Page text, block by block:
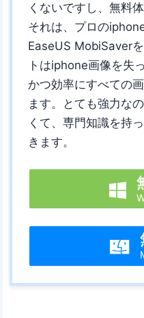
くないですし、無料
それは、プロの
EaseUS MobiSaver
トはiphone画像を失
かつ効率にすべての
ます。とても強力な
くて、専門知識を持
きます。

